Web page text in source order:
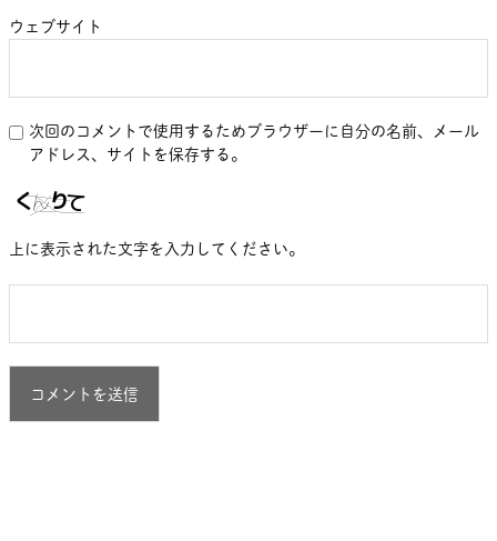
ウェブサイト
次回のコメントで使用するためブラウザーに自分の名前、メール
アドレス、サイトを保存する。
上に表示された文字を入力してください。